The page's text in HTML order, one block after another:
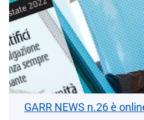
GARR NEWS n.26 è